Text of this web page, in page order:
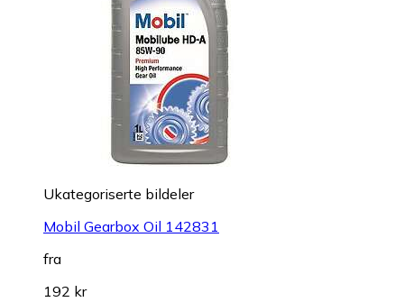
Ukategoriserte bildeler
Mobil Gearbox Oil 142831
fra
192 kr